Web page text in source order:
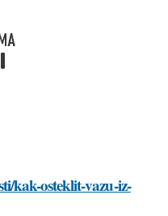
kak-osteklit-vazu-iz-